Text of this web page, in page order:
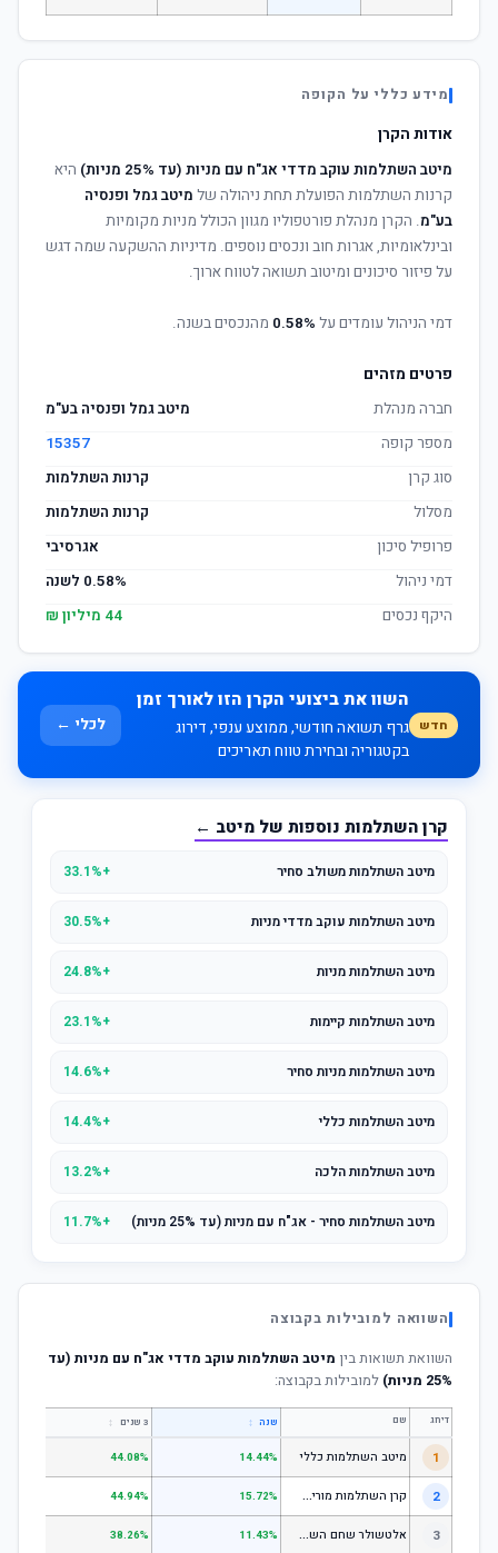
מידע כללי על הקופה
אודות הקרן
מיטב השתלמות עוקב מדדי אג"ח עם מניות (עד 25% מניות)
היא
קרנות השתלמות הפועלת תחת ניהולה של מיטב גמל ופנסיה
בע"מ. הקרן מנהלת פורטפוליו מגוון הכולל מניות מקומיות
ובינלאומיות, אגרות חוב ונכסים נוספים. מדיניות ההשקעה שמה דגש
על פיזור סיכונים ומיטוב תשואה לטווח ארוך.
דמי הניהול עומדים על 0.58% מהנכסים בשנה.
פרטים מזהים
חברה מנהלת
מיטב גמל ופנסיה בע"מ
מספר קופה
15357
סוג קרן
קרנות השתלמות
מסלול
קרנות השתלמות
פרופיל סיכון
אגרסיבי
דמי ניהול
0.58% לשנה
היקף נכסים
44 מיליון ₪
חדש
השוו את ביצועי הקרן הזו לאורך זמן
גרף תשואה חודשי, ממוצע ענפי, דירוג
בקטגוריה ובחירת טווח תאריכים
לכלי ←
קרן השתלמות נוספות של מיטב ←
מיטב השתלמות משולב סחיר +33.1%
מיטב השתלמות עוקב מדדי מניות +30.5%
מיטב השתלמות מניות +24.8%
מיטב השתלמות קיימות +23.1%
מיטב השתלמות מניות סחיר +14.6%
מיטב השתלמות כללי +14.4%
מיטב השתלמות הלכה +13.2%
מיטב השתלמות סחיר - אג"ח עם מניות (עד 25% מניות) +11.7%
השוואה למובילות בקבוצה
השוואת תשואות בין מיטב השתלמות עוקב מדדי אג"ח עם מניות (עד
25% מניות)
למובילות בקבוצה:
דירוג שם שנה ↕ 3 שנים ↕
1 מיטב השתלמות כללי 14.44%
44.08%
2 ק
רן השתלמות מורים וגננות המסלול הרגיל - מסלול כללי 15.72%
44.94%
3 א
לטשולר שחם השתלמות כללי 11.43%
38.26%